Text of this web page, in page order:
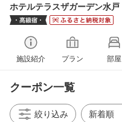
ホテルテラスザガーデン水戸
施設紹介 プラン 部屋
クーポン一覧
絞り込み